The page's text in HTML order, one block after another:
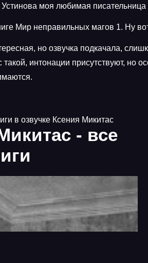
Устинова моя любимая писательница
Мир неправильных магов 1. Ну
но озвучка подкачала,
такой, интонации присутствуют, но
в озвучке Ксения Микитас
- все